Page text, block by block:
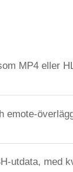
MP4 eller
emote-
utdata, med